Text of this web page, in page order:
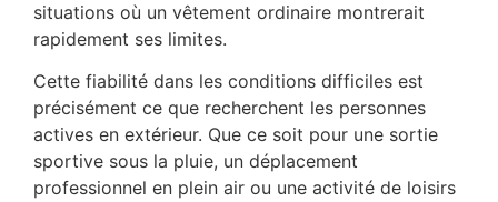
situations où un vêtement ordinaire montrerait
rapidement ses limites.
Cette fiabilité dans les conditions difficiles est
précisément ce que recherchent les personnes
actives en extérieur. Que ce soit pour une sortie
sportive sous la pluie, un déplacement
professionnel en plein air ou une activité de loisirs